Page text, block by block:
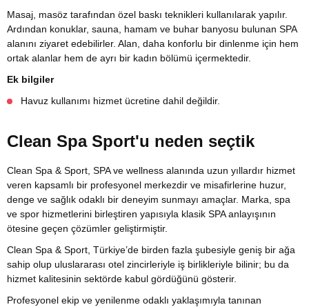
Masaj, masöz tarafından özel baskı teknikleri kullanılarak yapılır.
Ardından konuklar, sauna, hamam ve buhar banyosu bulunan SPA
alanını ziyaret edebilirler. Alan, daha konforlu bir dinlenme için hem
ortak alanlar hem de ayrı bir kadın bölümü içermektedir.
Ek bilgiler
Havuz kullanımı hizmet ücretine dahil değildir.
Clean Spa Sport'u neden seçtik
Clean Spa & Sport, SPA ve wellness alanında uzun yıllardır hizmet
veren kapsamlı bir profesyonel merkezdir ve misafirlerine huzur,
denge ve sağlık odaklı bir deneyim sunmayı amaçlar. Marka, spa
ve spor hizmetlerini birleştiren yapısıyla klasik SPA anlayışının
ötesine geçen çözümler geliştirmiştir.
Clean Spa & Sport, Türkiye’de birden fazla şubesiyle geniş bir ağa
sahip olup uluslararası otel zincirleriyle iş birlikleriyle bilinir; bu da
hizmet kalitesinin sektörde kabul gördüğünü gösterir.
Profesyonel ekip ve yenilenme odaklı yaklaşımıyla tanınan